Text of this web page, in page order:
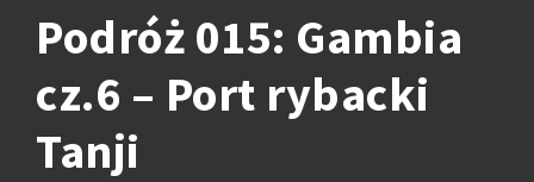
Podróż 015: Gambia
cz.6 – Port rybacki
Tanji